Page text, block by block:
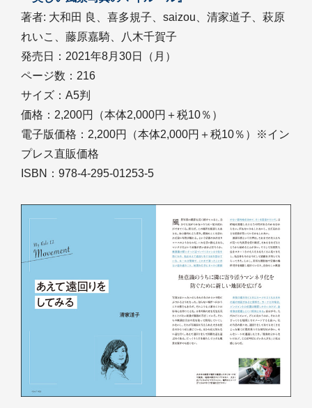
著者: 大和田 良、喜多規子、saizou、清家道子、萩原
れいこ、藤原嘉騎、八木千賀子
発売日：2021年8月30日（月）
ページ数：216
サイズ：A5判
価格：2,200円（本体2,000円＋税10％）
電子版価格：2,200円（本体2,000円＋税10％）※イン
プレス直販価格
ISBN：978-4-295-01253-5